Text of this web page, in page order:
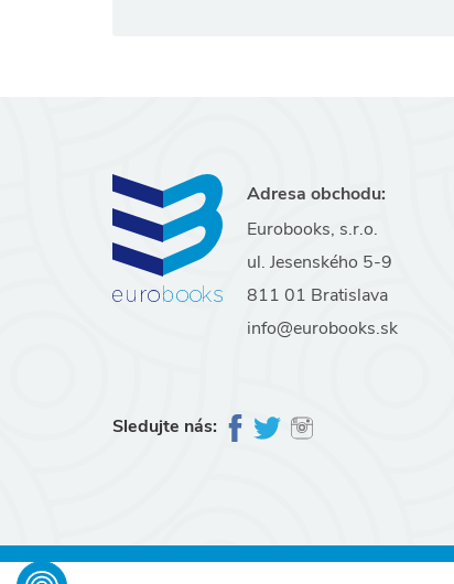
Adresa obchodu:
Eurobooks, s.r.o.
ul. Jesenského 5-9
811 01 Bratislava
info@eurobooks.sk
Sledujte nás: